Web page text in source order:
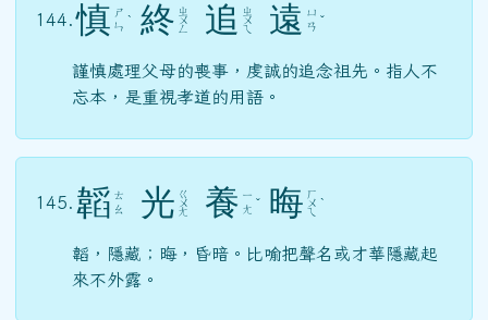
144. 慎 ㄕ
ㄣ ˋ 終 ㄓ
ㄨ
ㄥ 追 ㄓ
ㄨ
ㄟ 遠 ㄩ
ㄢ ˇ
謹慎處理父母的喪事，虔誠的追念祖先。指人不
忘本，是重視孝道的用語。
145. 韜 ㄊ
ㄠ
光 ㄍ
ㄨ
ㄤ 養 ㄧ
ㄤ ˇ 晦 ㄏ
ㄨ
ㄟ
ˋ
韜，隱藏；晦，昏暗。比喻把聲名或才華隱藏起
來不外露。